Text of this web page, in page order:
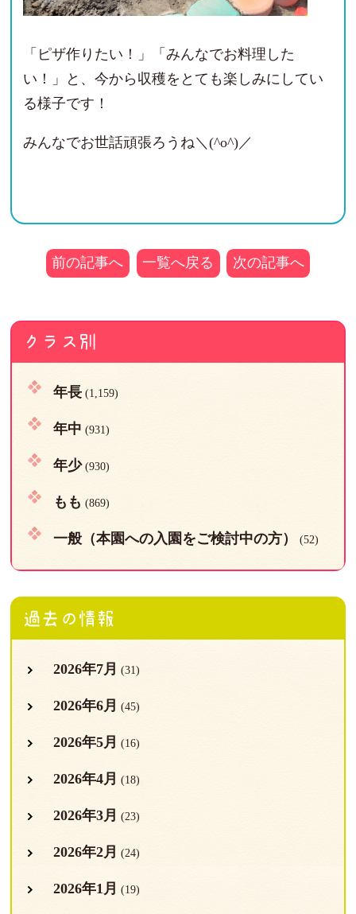
「ピザ作りたい！」「みんなでお料理した
い！」と、今から収穫をとても楽しみにしてい
る様子です！
みんなでお世話頑張ろうね＼(^o^)／
前の記事へ 一覧へ戻る 次の記事へ
クラス別
年長(1,159)
年中 (931)
年少(930)
もも (869)
一般（本園への入園をご検討中の方） (52)
過去の情報
2026年7月 (31)
2026年6月 (45)
2026年5月 (16)
2026年4月 (18)
2026年3月 (23)
2026年2月 (24)
2026年1月 (19)